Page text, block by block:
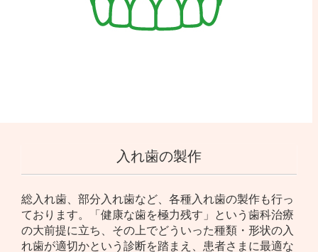
入れ歯の製作
総入れ歯、部分入れ歯など、各種入れ歯の製作も行っ
ております。「健康な歯を極力残す」という歯科治療
の大前提に立ち、その上でどういった種類・形状の入
れ歯が適切かという診断を踏まえ、患者さまに最適な